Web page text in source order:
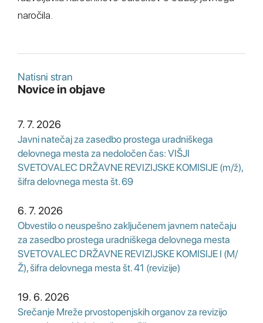
naročila.
Natisni stran
Novice in objave
7. 7. 2026
Javni natečaj za zasedbo prostega uradniškega
delovnega mesta za nedoločen čas: VIŠJI
SVETOVALEC DRŽAVNE REVIZIJSKE KOMISIJE (m/ž),
šifra delovnega mesta št. 69
6. 7. 2026
Obvestilo o neuspešno zaključenem javnem natečaju
za zasedbo prostega uradniškega delovnega mesta
SVETOVALEC DRŽAVNE REVIZIJSKE KOMISIJE I (M/
Ž), šifra delovnega mesta št. 41 (revizije)
19. 6. 2026
Srečanje Mreže prvostopenjskih organov za revizijo